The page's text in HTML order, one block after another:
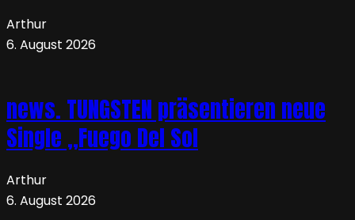
Arthur
6. August 2026
news. TUNGSTEN präsentieren neue
Single „Fuego Del Sol
Arthur
6. August 2026